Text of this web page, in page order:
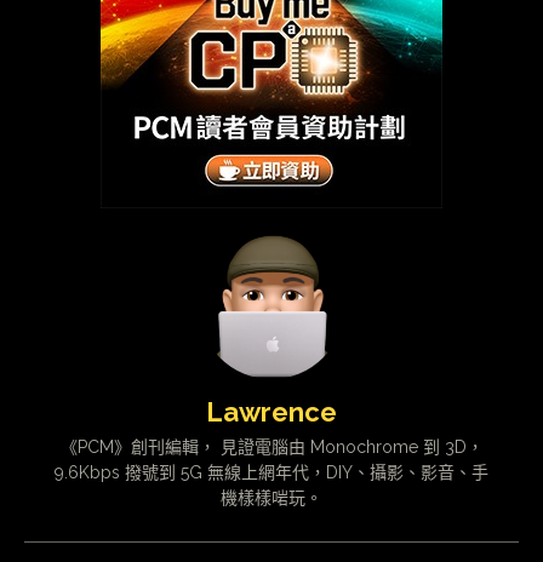
Lawrence
《PCM》創刊編輯， 見證電腦由 Monochrome 到 3D，
9.6Kbps 撥號到 5G 無線上網年代，DIY、攝影、影音、手
機樣樣啱玩。